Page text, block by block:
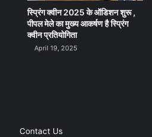
स्प्रिंग क्वीन 2025 के ऑडिशन शुरू ,
पीपल मेले का मुख्य आकर्षण है स्प्रिंग
क्वीन प्रतियोगिता
April 19, 2025
Contact Us